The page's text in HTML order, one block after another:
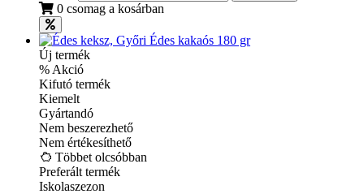
0 csomag a kosárban
Új termék
% Akció
Kifutó termék
Kiemelt
Gyártandó
Nem beszerezhető
Nem értékesíthető
Többet olcsóbban
Preferált termék
Iskolaszezon